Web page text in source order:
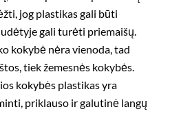
jog plastikas gali būti
gali turėti priemaišų.
kokybė nėra vienoda, tad
tiek žemesnės kokybės.
kokybės plastikas yra
priklauso ir galutinė langų